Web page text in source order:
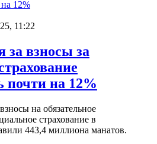
11:22
за взносы за
почти на 12%
на обязательное
страхование в
443,4 миллиона манатов.